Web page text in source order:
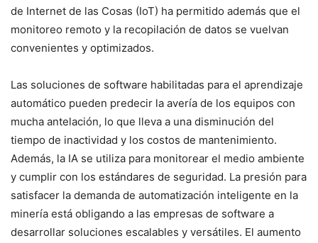
de Internet de las Cosas (IoT) ha permitido además que el
monitoreo remoto y la recopilación de datos se vuelvan
convenientes y optimizados.
Las soluciones de software habilitadas para el aprendizaje
automático pueden predecir la avería de los equipos con
mucha antelación, lo que lleva a una disminución del
tiempo de inactividad y los costos de mantenimiento.
Además, la IA se utiliza para monitorear el medio ambiente
y cumplir con los estándares de seguridad. La presión para
satisfacer la demanda de automatización inteligente en la
minería está obligando a las empresas de software a
desarrollar soluciones escalables y versátiles. El aumento